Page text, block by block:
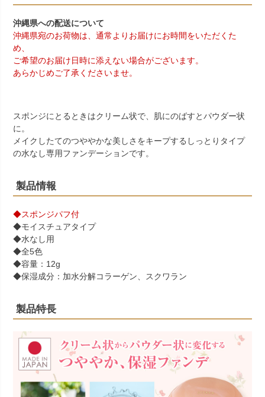
沖縄県への配送について
沖縄県宛のお荷物は、通常よりお届けにお時間をいただくた
め、
ご希望のお届け日時に添えない場合がございます。
あらかじめご了承くださいませ。
スポンジにとるときはクリーム状で、肌にのばすとパウダー状
に。
メイクしたてのつややかな美しさをキープするしっとりタイプ
の水なし専用ファンデーションです。
製品情報
◆スポンジパフ付
◆モイスチュアタイプ
◆水なし用
◆全5色
◆容量：12g
◆保湿成分：加水分解コラーゲン、スクワラン
製品特長